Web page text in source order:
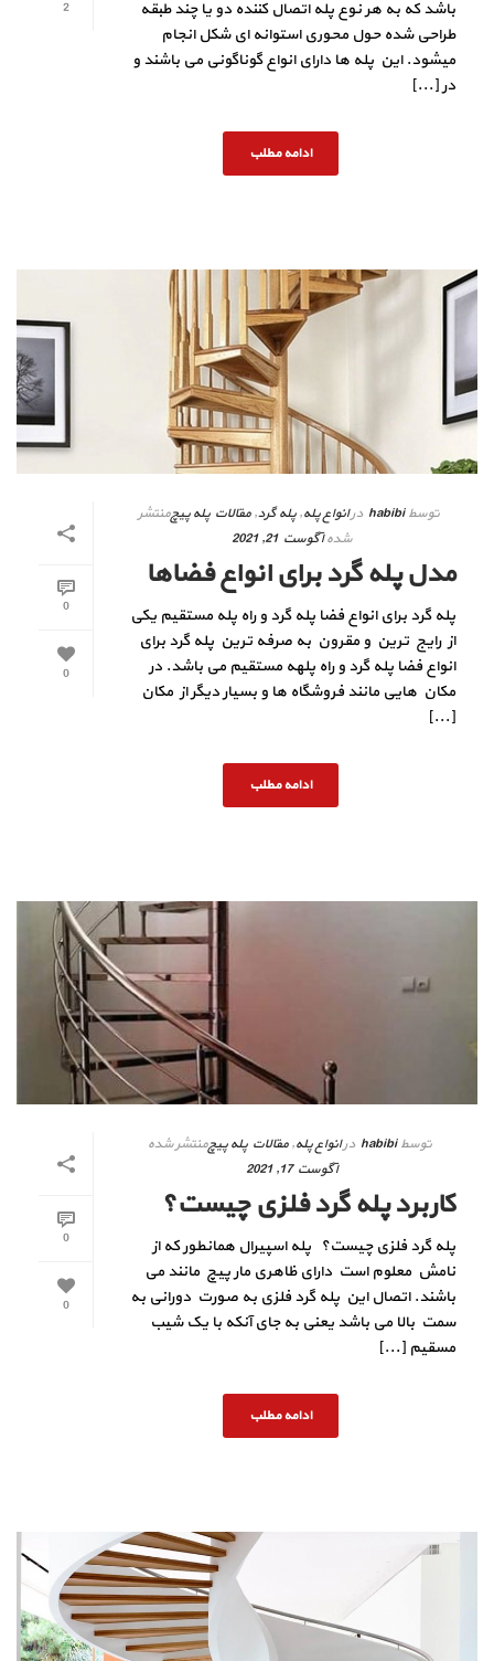
2
باشد که به هر نوع پله اتصال کننده دو یا چند طبقه
طراحی شده حول محوری استوانه ای شکل انجام
میشود. این پله ها دارای انواع گوناگونی می باشند و
در [...]
ادامه مطلب
0
0
توسط habibi در انواع پله,پله گرد,مقالات پله پیچمنتشر
شدهآگوست 21, 2021
مدل پله گرد برای انواع فضاها
پله گرد برای انواع فضا پله گرد و راه پله مستقیم یکی
از رایج ترین و مقرون به صرفه ترین پله گرد برای
انواع فضا پله گرد و راه پلهه مستقیم می باشد. در
مکان هایی مانند فروشگاه ها و بسیار دیگر از مکان
[...]
ادامه مطلب
0
0
توسط habibi درانواع پله,مقالات پله پیچمنتشر شده
آگوست 17, 2021
کاربرد پله گرد فلزی چیست؟
پله گرد فلزی چیست؟ پله اسپیرال همانطور که از
نامش معلوم است دارای ظاهری مار پیچ مانند می
باشند. اتصال این پله گرد فلزی به صورت دورانی به
سمت بالا می باشد یعنی به جای آنکه با یک شیب
مسقیم [...]
ادامه مطلب